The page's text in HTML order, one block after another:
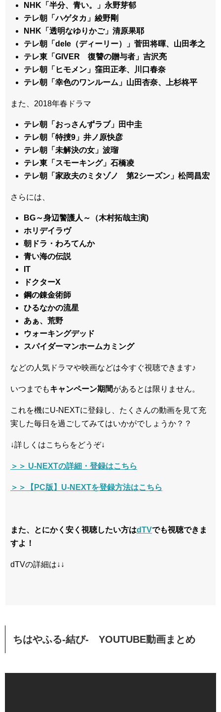
NHK「半分、青い。」永野芽郁
テレ朝「ハゲタカ」綾野剛
NHK「透明なゆりかご」清原果耶
テレ朝「dele（ディーリー）」菅田将暉、山田孝之
テレ東「GIVER 復讐の贈与者」吉沢亮
テレ朝「ヒモメン」窪田正孝、川口春奈
テレ朝「幸色のワンルーム」山田杏奈、上杉柊平
また、2018年春ドラマ
テレ朝「おっさんずラブ」田中圭
テレ朝「特捜9」井ノ原快彦
テレ朝「未解決の女」波瑠
テレ東「スモーキング」石橋凌
テレ朝「家政夫のミタゾノ 第2シーズン」松岡昌宏
さらには、
BG～身辺警護人～（木村拓哉主演)
ホリデイラヴ
朝ドラ・わろてんか
青い海の伝説
IT
ドクターX
鋼の錬金術師
ひるなかの流星
あぁ、荒野
ウォーキングデッド
スパイダーマンホームカミング
などの人気ドラマや映画などは今すぐ視聴できます♪
いつまでもキャンペーン期間があるとは限りません。
これを機にU-NEXTに登録し、たくさんの動画を見て充
実した毎日を過ごしてみてはいかがでしょうか？？
↓詳しくはこちらをどうぞ↓
＞＞ U-NEXTの詳細・登録はこちら
＞＞【PC版】U-NEXTを登録方法はこちら
また、とにかく安く視聴したい方はdTVでも視聴できま
すよ！
dTVの詳細は↓↓
ちはやふる-結び- YOUTUBE動画まとめ